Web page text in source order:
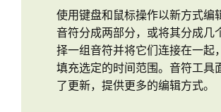
使用键盘和鼠标操作以新方式编
音符分成两部分，或将其分成几
择一组音符并将它们连接在一起
填充选定的时间范围。音符工具
了更新，提供更多的编辑方式。